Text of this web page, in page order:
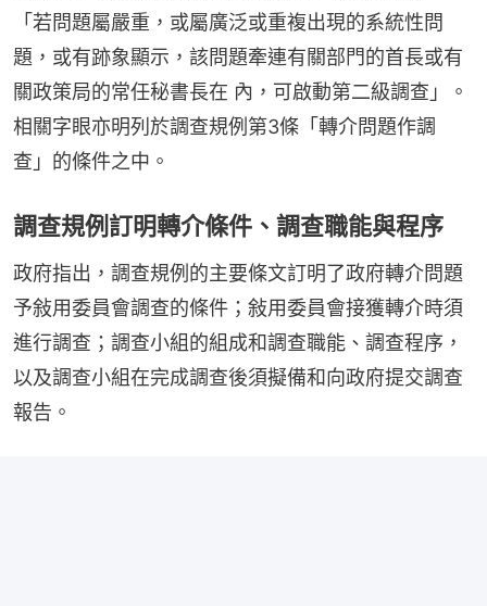
「若問題屬嚴重，或屬廣泛或重複出現的系統性問
題，或有跡象顯示，該問題牽連有關部門的首長或有
關政策局的常任秘書長在 內，可啟動第二級調查」。
相關字眼亦明列於調查規例第3條「轉介問題作調
查」的條件之中。
調查規例訂明轉介條件、調查職能與程序
政府指出，調查規例的主要條文訂明了政府轉介問題
予敍用委員會調查的條件；敍用委員會接獲轉介時須
進行調查；調查小組的組成和調查職能、調查程序，
以及調查小組在完成調查後須擬備和向政府提交調查
報告。